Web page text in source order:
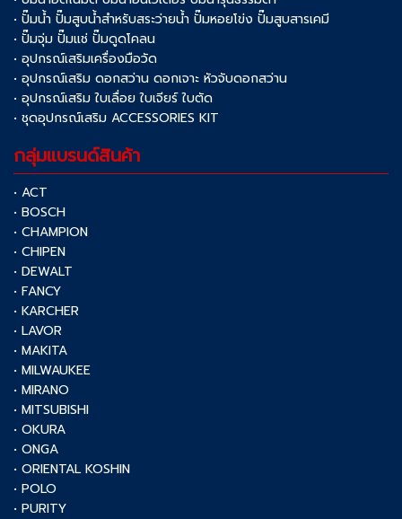
• ปั๊มน้ำ ปั๊มสูบน้ำสำหรับสระว่ายน้ำ ปั๊มหอยโข่ง ปั๊มสูบสารเคมี
• ปั๊มจุ่ม ปั๊มแช่ ปั๊มดูดโคลน
• อุปกรณ์เสริมเครื่องมือวัด
• อุปกรณ์เสริม ดอกสว่าน ดอกเจาะ หัวจับดอกสว่าน
• อุปกรณ์เสริม ใบเลื่อย ใบเจียร์ ใบตัด
• ชุดอุปกรณ์เสริม ACCESSORIES KIT
กลุ่มแบรนด์สินค้า
• ACT
• BOSCH
• CHAMPION
• CHIPEN
• DEWALT
• FANCY
• KARCHER
• LAVOR
• MAKITA
• MILWAUKEE
• MIRANO
• MITSUBISHI
• OKURA
• ONGA
• ORIENTAL KOSHIN
• POLO
• PURITY